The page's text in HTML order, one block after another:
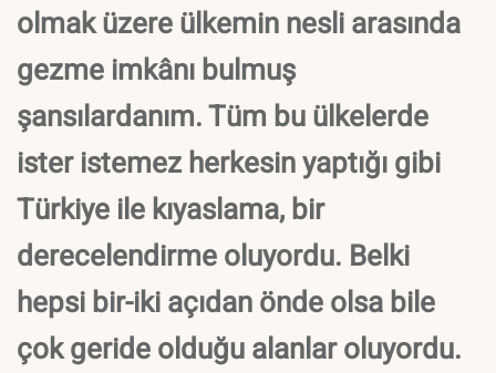
olmak üzere ülkemin nesli arasında
gezme imkânı bulmuş
şansılardanım. Tüm bu ülkelerde
ister istemez herkesin yaptığı gibi
Türkiye ile kıyaslama, bir
derecelendirme oluyordu. Belki
hepsi bir-iki açıdan önde olsa bile
çok geride olduğu alanlar oluyordu.